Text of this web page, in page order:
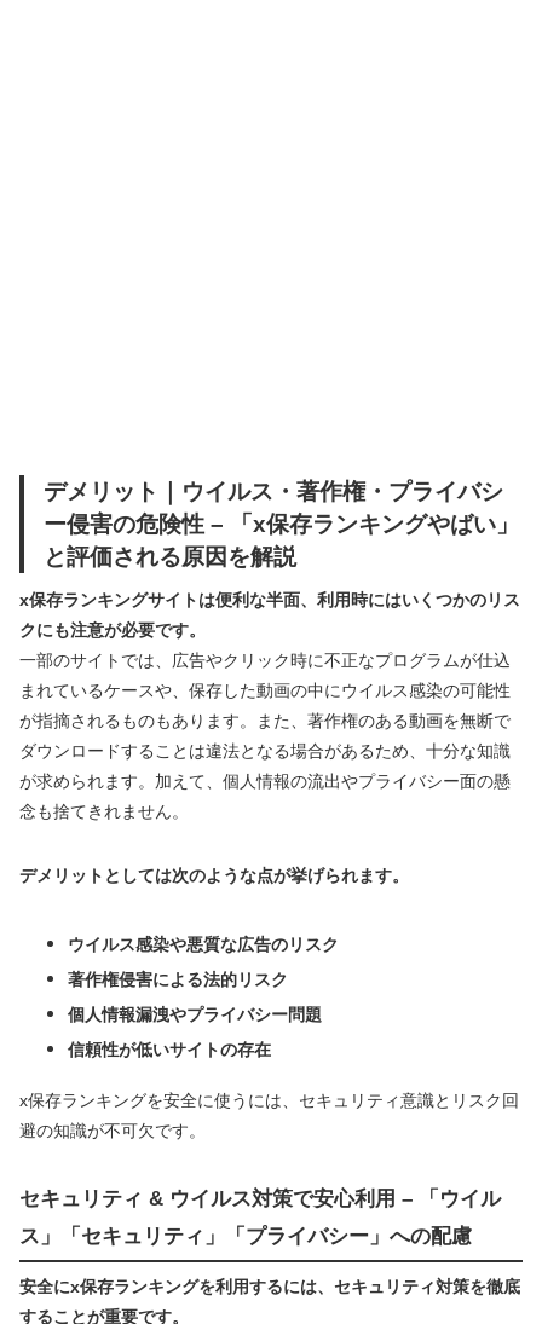
デメリット｜ウイルス・著作権・プライバシ
ー侵害の危険性 – 「x保存ランキングやばい」
と評価される原因を解説
x保存ランキングサイトは便利な半面、利用時にはいくつかのリス
クにも注意が必要です。
一部のサイトでは、広告やクリック時に不正なプログラムが仕込
まれているケースや、保存した動画の中にウイルス感染の可能性
が指摘されるものもあります。また、著作権のある動画を無断で
ダウンロードすることは違法となる場合があるため、十分な知識
が求められます。加えて、個人情報の流出やプライバシー面の懸
念も捨てきれません。
デメリットとしては次のような点が挙げられます。
ウイルス感染や悪質な広告のリスク
著作権侵害による法的リスク
個人情報漏洩やプライバシー問題
信頼性が低いサイトの存在
x保存ランキングを安全に使うには、セキュリティ意識とリスク回
避の知識が不可欠です。
セキュリティ & ウイルス対策で安心利用 – 「ウイル
ス」「セキュリティ」「プライバシー」への配慮
安全にx保存ランキングを利用するには、セキュリティ対策を徹底
することが重要です。